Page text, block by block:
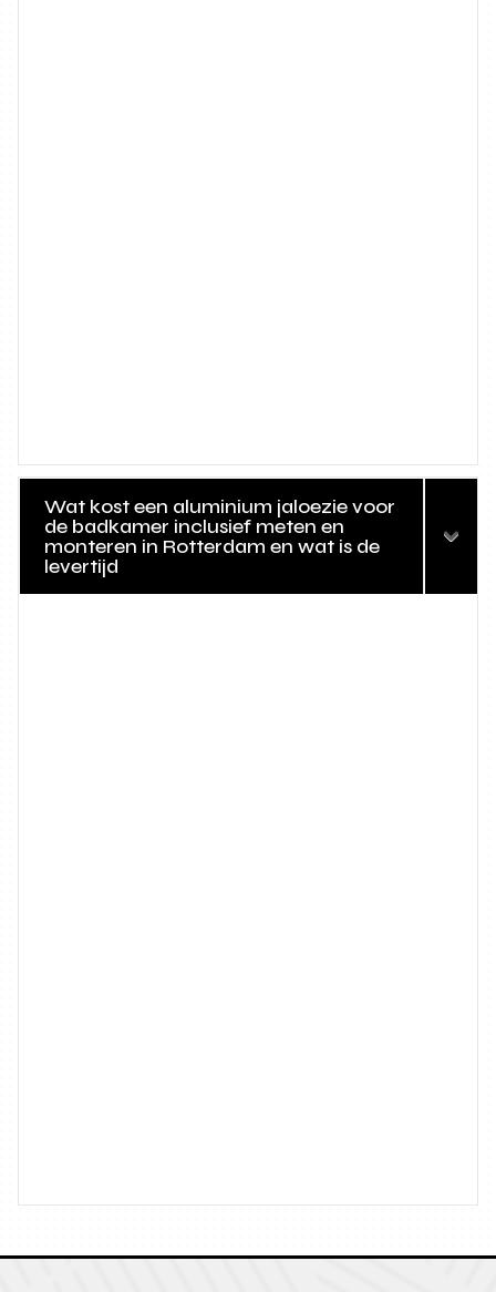
Wat kost een aluminium jaloezie voor
de badkamer inclusief meten en
monteren in Rotterdam en wat is de
levertijd